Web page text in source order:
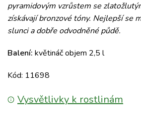
pyramidovým vzrůstem se
získávají bronzové tóny. Nejlepší se
sluncia dobře odvodněné půdě.
Balení: květináč objem 2,5 l
Kód: 11698
Vysvětlivky k rostlinám